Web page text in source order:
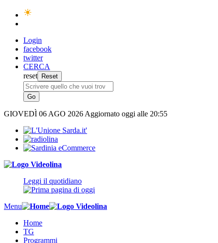
Login
facebook
twitter
CERCA
reset
GIOVEDÌ 06 AGO 2026 Aggiornato oggi alle 20:55
Leggi il quotidiano
Menu
Home
TG
Programmi